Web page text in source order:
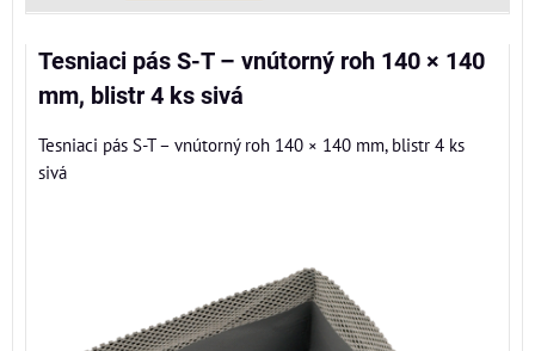
Tesniaci pás S-T – vnútorný roh 140 × 140
mm, blistr 4 ks sivá
Tesniaci pás S-T – vnútorný roh 140 × 140 mm, blistr 4 ks
sivá